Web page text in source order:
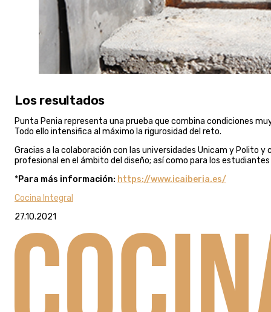
Los resultados
Punta Penia representa una prueba que combina condiciones
Todo ello intensifica al máximo la rigurosidad del reto.
Gracias a la colaboración con las universidades Unicam y Polito
profesional en el ámbito del diseño; así como para los
*Para más información: https://www.icaiberia.es/
Cocina Integral
27.10.2021